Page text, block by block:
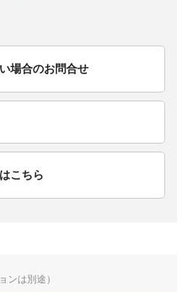
場合のお問合せ
こちら
ンは別途）